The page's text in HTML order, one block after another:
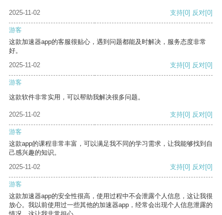
2025-11-02 支持[0] 反对[0]
游客
这款加速器app的客服很贴心，遇到问题都能及时解决，服务态度非常
好。
2025-11-02
支持[0] 反对[0]
游客
这款软件非常实用，可以帮助我解决很多问题。
2025-11-02 支持[0] 反对[0]
游客
这款app的课程非常丰富，可以满足我不同的学习需求，让我能够找到自
己感兴趣的知识。
2025-11-02
支持[0] 反对[0]
游客
这款加速器app的安全性很高，使用过程中不会泄露个人信息，这让我很
放心。我以前使用过一些其他的加速器app，经常会出现个人信息泄露的